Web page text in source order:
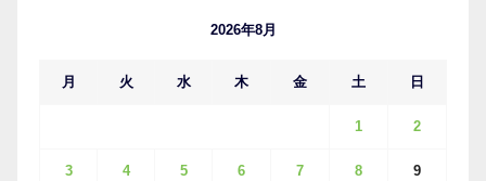
2026年8月
月 火 水 木 金 土 日
1 2
3 4 5 6 7 8 9